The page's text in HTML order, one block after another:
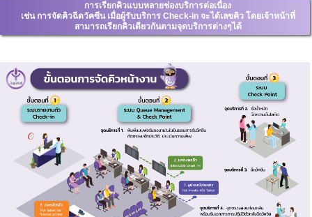
การเรียกคิวแบบหลายช่องบริการต่อเนื่อง
เช่น การจัดคิวฉีดวัคซีน เมื่อผู้รับบริการ Check-in จะได้เลขคิว โดยเจ้าหน้าที่
สามารถเรียกคิวเดียวกันตามจุดบริการต่างๆได้